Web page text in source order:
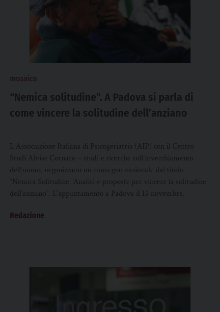
“Nemica solitudine”. A Padova si parla di
come vincere la solitudine dell’anziano
L’Associazione Italiana di Psicogeriatria (AIP) con il Centro
Studi Alvise Cornaro – studi e ricerche sull’invecchiamento
dell’uomo, organizzano un convegno nazionale dal titolo
“Nemica Solitudine. Analisi e proposte per vincere la solitudine
dell’anziano”. L'appuntamento a Padova il 15 novembre.
Redazione